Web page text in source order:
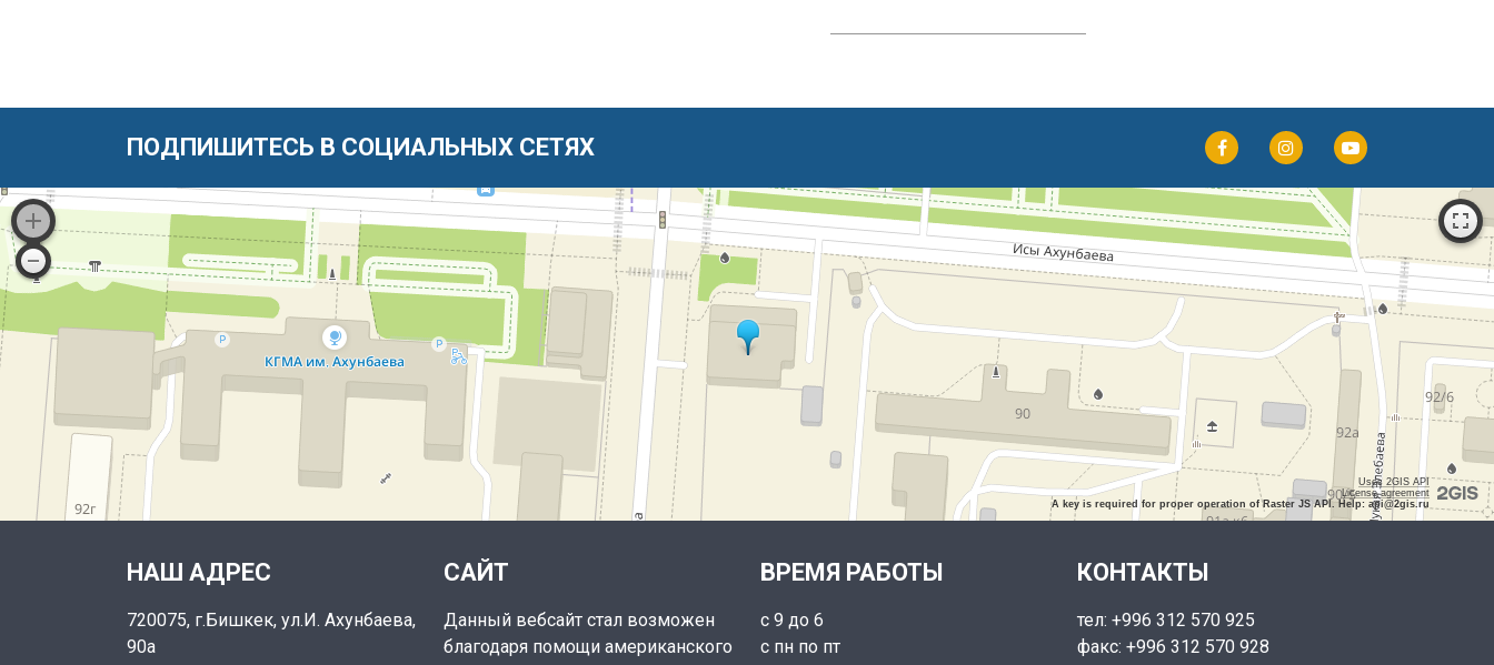
ПОДПИШИТЕСЬ В СОЦИАЛЬНЫХ СЕТЯХ
Uses 2GIS API
License agreement
A key is required for proper operation of Raster JS API. Help: api@2gis.ru
НАШ АДРЕС
720075, г.Бишкек, ул.И. Ахунбаева,
90а
САЙТ
Данный вебсайт стал возможен
благодаря помощи американского
ВРЕМЯ РАБОТЫ
с 9 до 6
с пн по пт
КОНТАКТЫ
тел: +996 312 570 925
факс: +996 312 570 928